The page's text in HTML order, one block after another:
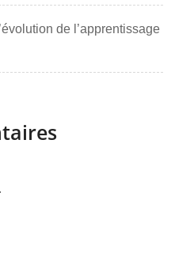
de l’apprentissage